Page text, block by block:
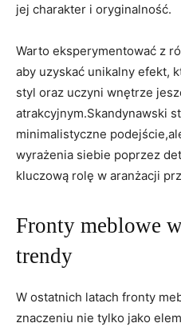
jej charakter i oryginalność.
Warto eksperymentować z
aby uzyskać unikalny efekt,
styl oraz uczyni wnętrze
atrakcyjnym.Skandynawski
minimalistyczne
wyrażenia siebie poprzez
kluczową rolę w aranżacji
Fronty meblowe
trendy
W ostatnich latach fronty
znaczeniu nie tylko jako